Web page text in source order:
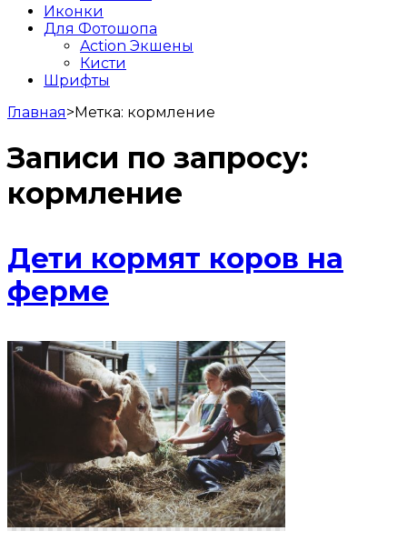
Иконки
Для Фотошопа
Action Экшены
Кисти
Шрифты
Главная>Метка: кормление
Записи по запросу:
кормление
Дети кормят коров на
ферме